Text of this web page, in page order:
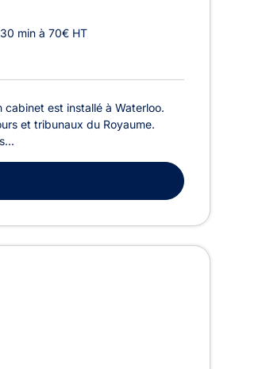
min à 70€ HT
cabinet est installé à Waterloo.
et tribunaux du Royaume.